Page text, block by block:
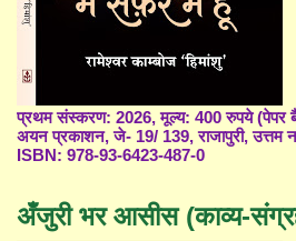
प्रथम संस्करण: 2026, मूल्य: 400 रुपये (पेपर
अयन प्रकाशन, जे- 19/ 139, राजापुरी, उत्तम
ISBN: 978-93-6423-487-0
अँजुरी भर आसीस (काव्य-